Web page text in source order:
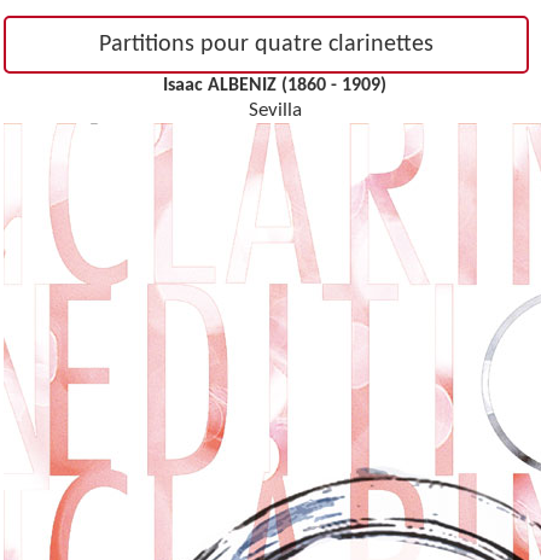
Partitions pour quatre clarinettes
Isaac ALBENIZ (1860 - 1909)
Sevilla